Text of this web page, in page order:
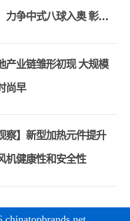
力争中式八球入奥 彰显
精神
产业链雏形初现 大规模
尚早
察】新型加热元件提升
机健康性和安全性